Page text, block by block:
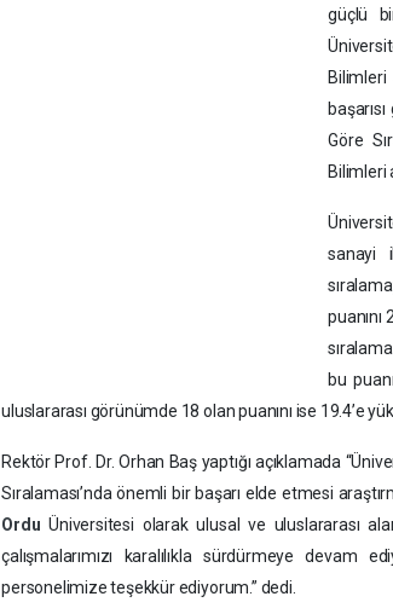
güçlü
Göre
Bilimleri
sanayi
puanını
bu
uluslararası görünümde 18 olan puanını ise 19.4’e
Rektör Prof. Dr. Orhan Baş yaptığı açıklamada
Sıralaması’nda önemli bir başarı elde etmesi
OrduÜniversitesi olarak ulusal ve uluslararası
çalışmalarımızı karalılıkla sürdürmeye
personelimize teşekkür ediyorum.” dedi.